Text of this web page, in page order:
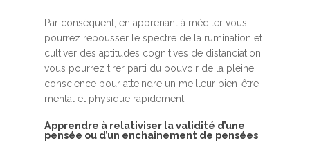
Par conséquent, en apprenant à méditer vous
pourrez repousser le spectre de la rumination et
cultiver des aptitudes cognitives de distanciation,
vous pourrez tirer parti du pouvoir de la pleine
conscience pour atteindre un meilleur bien-être
mental et physique rapidement.
Apprendre à relativiser la validité d’une
pensée ou d’un enchaînement de pensées